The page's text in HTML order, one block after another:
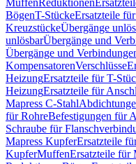
MuffenReduktionen
BögenT-StückeErsatzteile
KreuzstückeÜbergänge
unlösbarÜbergänge und
Übergänge und
KompensatorenVerschlüsse
HeizungErsatzteile für T-
HeizungErsatzteile für
Mapress C-Stahl
für RohreBefestigungen für
Schraube für
Mapress KupferErsatzteile
KupferMuffenErsatzteile für